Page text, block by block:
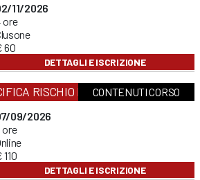
11/2026
ore
60
DETTAGLI E ISCRIZIONE
RISCHIO MEDIOCONTENUTI CORSO
09/2026
ore
110
DETTAGLI E ISCRIZIONE